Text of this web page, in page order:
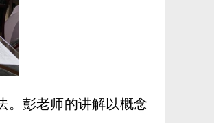
。彭老师的讲解以概念